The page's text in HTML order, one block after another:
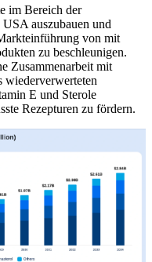
im Bereich der
auszubauen und
von mit
zu beschleunigen.
Zusammenarbeit mit
wiederverwerteten
E und Sterole
Rezepturen zu fördern.